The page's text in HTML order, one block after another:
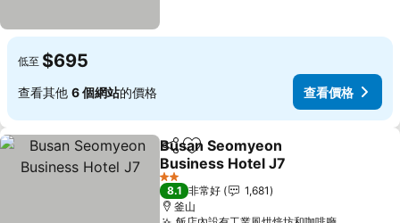
低至 $695
查看其他 6 個網站的價格 查看價格
分享 加入我的最愛
Busan Seomyeon
Business Hotel J7
查看價格
2 星級
8.1 非常好
1,681
釜山